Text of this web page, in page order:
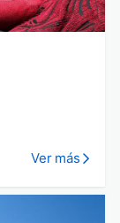
Ver más